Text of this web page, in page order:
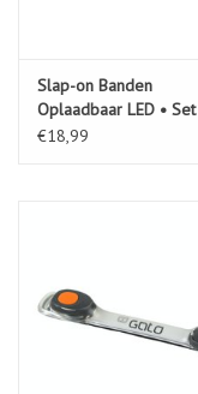
Slap-on Banden
Oplaadbaar LED •
2
€18,99